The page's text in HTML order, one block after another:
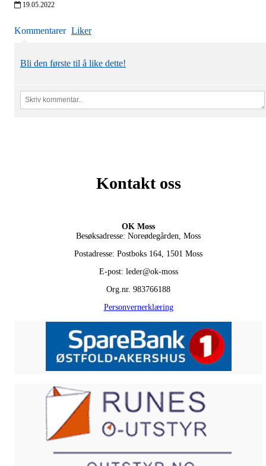
19.05.2022
Kommentarer Liker
Bli den første til å like dette!
Kontakt oss
OK Moss
Besøksadresse: Noreødegården, Moss
Postadresse: Postboks 164, 1501 Moss
E-post: leder@ok-moss
Org.nr. 983766188
Personvernerklæring